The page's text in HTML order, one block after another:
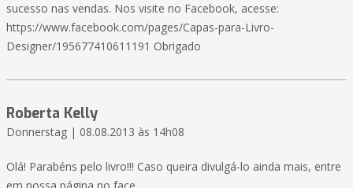
sucesso nas vendas. Nos visite no Facebook, acesse:
https://www.facebook.com/pages/Capas-para-Livro-
Designer/195677410611191 Obrigado
Roberta Kelly
Donnerstag | 08.08.2013 às 14h08
Olá! Parabéns pelo livro!!! Caso queira divulgá-lo ainda mais, entre